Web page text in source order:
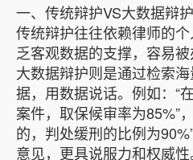
一、传统辩护VS大数据辩护
传统辩护往往依赖律师的
乏客观数据的支撑，容易被
大数据辩护则是通过检索
据，用数据说话。例如：“
案件，取保候审率为85%”
的，判处缓刑的比例为
意见，更具说服力和权威性